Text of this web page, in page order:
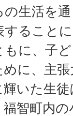
生活を
ること
に、子
に、主
いた生
智町内